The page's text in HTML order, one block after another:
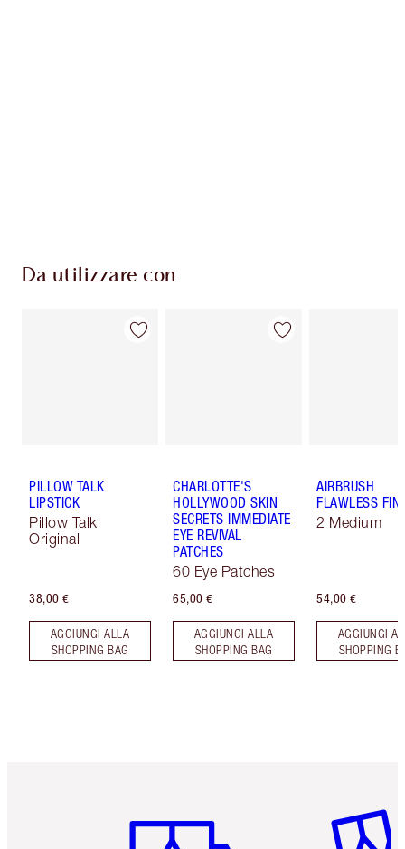
Da utilizzare con
PILLOW TALK
LIPSTICK
Pillow Talk
Original
38,00 €
AGGIUNGI ALLA
SHOPPING BAG
CHARLOTTE'S
HOLLYWOOD SKIN
SECRETS IMMEDIATE
EYE REVIVAL
PATCHES
60 Eye Patches
65,00 €
AGGIUNGI ALLA
SHOPPING BAG
AIRBRUSH
FLAWLESS
2 Medium
54,00 €
AGGIUNGI
SHOPPING